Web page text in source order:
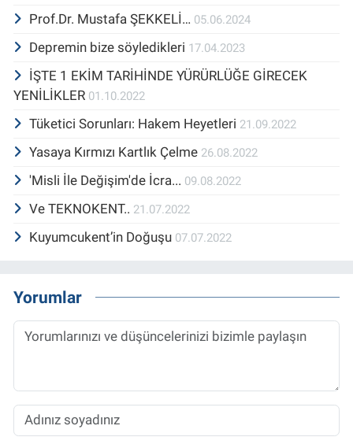
Prof.Dr. Mustafa ŞEKKELİ… 05.06.2024
Depremin bize söyledikleri 17.04.2023
İŞTE 1 EKİM TARİHİNDE YÜRÜRLÜĞE GİRECEK
YENİLİKLER 01.10.2022
Tüketici Sorunları: Hakem Heyetleri 21.09.2022
Yasaya Kırmızı Kartlık Çelme 26.08.2022
'Misli İle Değişim'de İcra... 09.08.2022
Ve TEKNOKENT.. 21.07.2022
Kuyumcukent’in Doğuşu 07.07.2022
Yorumlar